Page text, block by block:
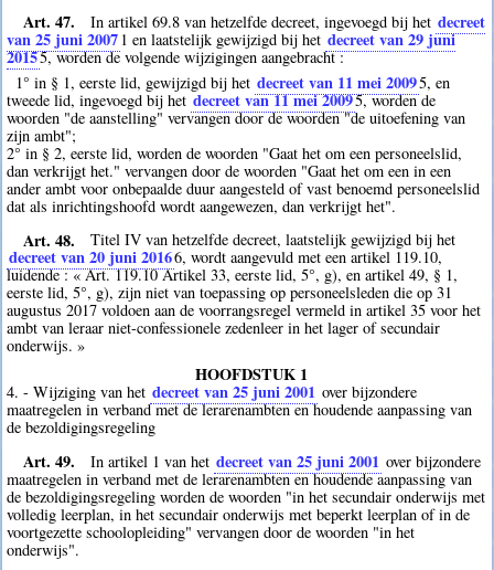
Art. 47. In artikel 69.8 van hetzelfde decreet, ingevoegd bij het decreet
van 25 juni 2007 1 en laatstelijk gewijzigd bij het decreet van 29 juni
20155, worden de volgende wijzigingen aangebracht :
1° in § 1, eerste lid, gewijzigd bij het decreet van 11 mei 20095, en
tweede lid, ingevoegd bij het decreet van 11 mei 20095, worden de
woorden "de aanstelling" vervangen door de woorden "de uitoefening van
zijn ambt";
2° in § 2, eerste lid, worden de woorden "Gaat het om een personeelslid,
dan verkrijgt het." vervangen door de woorden "Gaat het om een in een
ander ambt voor onbepaalde duur aangesteld of vast benoemd personeelslid
dat als inrichtingshoofd wordt aangewezen, dan verkrijgt het".
Art. 48. Titel IV van hetzelfde decreet, laatstelijk gewijzigd bij het
decreet van 20 juni 20166, wordt aangevuld met een artikel 119.10,
luidende : « Art. 119.10 Artikel 33, eerste lid, 5°, g), en artikel 49, § 1,
eerste lid, 5°, g), zijn niet van toepassing op personeelsleden die op 31
augustus 2017 voldoen aan de voorrangsregel vermeld in artikel 35 voor het
ambt van leraar niet-confessionele zedenleer in het lager of secundair
onderwijs. »
HOOFDSTUK 1
4. - Wijziging van het decreet van 25 juni 2001 over bijzondere
maatregelen in verband met de lerarenambten en houdende aanpassing van
de bezoldigingsregeling
Art. 49. In artikel 1 van het decreet van 25 juni 2001 over bijzondere
maatregelen in verband met de lerarenambten en houdende aanpassing van
de bezoldigingsregeling worden de woorden "in het secundair onderwijs met
volledig leerplan, in het secundair onderwijs met beperkt leerplan of in de
voortgezette schoolopleiding" vervangen door de woorden "in het
onderwijs".